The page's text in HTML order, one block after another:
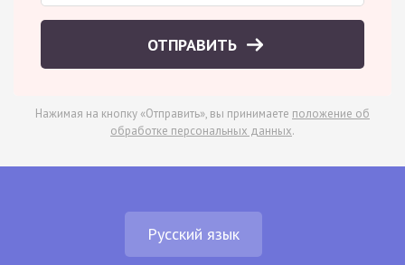
ОТПРАВИТЬ
Нажимая на кнопку «Отправить», вы принимаете положение об
обработке персональных данных.
Русский язык